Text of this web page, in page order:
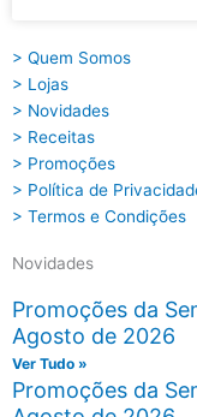
> Quem Somos
> Lojas
> Novidades
> Receitas
> Promoções
> Política de
> Termos e Condições
Novidades
Promoções da
Agosto de 2026
Ver Tudo »
Promoções da